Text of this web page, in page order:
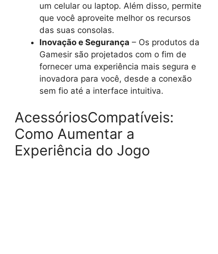
um celular ou laptop. Além disso, permite
que você aproveite melhor os recursos
das suas consolas.
Inovação e Segurança – Os produtos da
Gamesir são projetados com o fim de
fornecer uma experiência mais segura e
inovadora para você, desde a conexão
sem fio até a interface intuitiva.
AcessóriosCompatíveis:
Como Aumentar a
Experiência do Jogo